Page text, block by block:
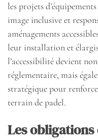
les projets
image inclusive et
aménagements
leur installation et
l’accessibilité devient
réglementaire, mais
stratégique pour
terrain de padel.
Les obligations